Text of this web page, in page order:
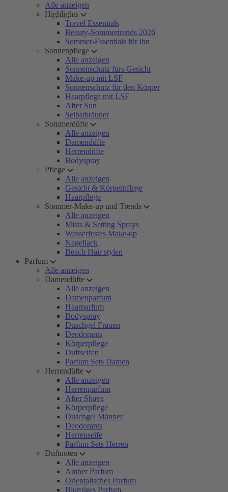
Alle anzeigen
Highlights
Travel Essentials
Beauty-Sommertrends 2026
Sommer-Essentials für ihn
Sonnenpflege
Alle anzeigen
Sonnenschutz fürs Gesicht
Make-up mit LSF
Sonnenschutz für den Körper
Haarpflege mit LSF
After Sun
Selbstbräuner
Sommerdüfte
Alle anzeigen
Damendüfte
Herrendüfte
Bodyspray
Pflege
Alle anzeigen
Gesicht & Körperpflege
Haarpflege
Sommer-Make-up und Trends
Alle anzeigen
Mists & Setting Sprays
Wasserfestes Make-up
Nagellack
Beach Hair stylen
Parfum
Alle anzeigen
Damendüfte
Alle anzeigen
Damenparfum
Haarparfum
Bodyspray
Duschgel Frauen
Deodorants
Körperpflege
Duftseifen
Parfum Sets Damen
Herrendüfte
Alle anzeigen
Herrenparfum
After Shave
Körperpflege
Duschgel Männer
Deodorants
Herrenseife
Parfum Sets Herren
Duftnoten
Alle anzeigen
Amber Parfum
Orientalisches Parfum
Blumiges Parfum